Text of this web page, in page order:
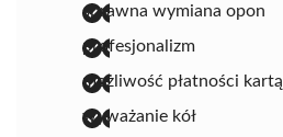
sprawna wymiana opon
profesjonalizm
możliwość płatności kartą
wyważanie kół